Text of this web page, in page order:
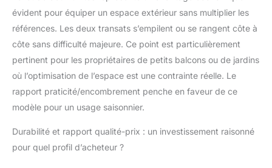
des instructions claires,
le montage est facile
évident pour équiper un espace extérieur sans multiplier les
références. Les deux transats s’empilent ou se rangent côte à
côte sans difficulté majeure. Ce point est particulièrement
pertinent pour les propriétaires de petits balcons ou de jardins
où l’optimisation de l’espace est une contrainte réelle. Le
rapport praticité/encombrement penche en faveur de ce
modèle pour un usage saisonnier.
Durabilité et rapport qualité-prix : un investissement raisonné
pour quel profil d’acheteur ?